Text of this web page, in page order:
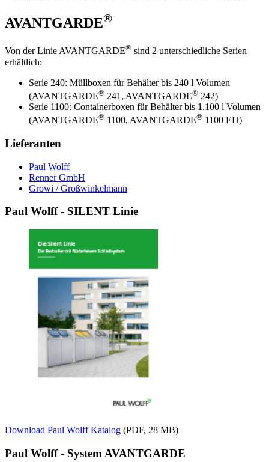
AVANTGARDE®
Von der Linie AVANTGARDE® sind 2 unterschiedliche Serien
erhältlich:
Serie 240: Müllboxen für Behälter bis 240 l Volumen
(AVANTGARDE® 241, AVANTGARDE® 242)
Serie 1100: Containerboxen für Behälter bis 1.100 l Volumen
(AVANTGARDE® 1100, AVANTGARDE® 1100 EH)
Lieferanten
Paul Wolff
Renner GmbH
Growi / Großwinkelmann
Paul Wolff - SILENT Linie
Download Paul Wolff Katalog (PDF, 28 MB)
Paul Wolff - System AVANTGARDE